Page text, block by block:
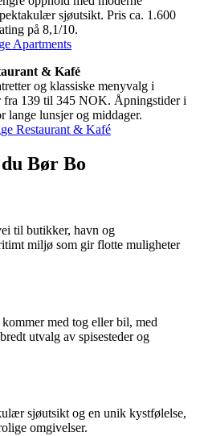
sjøutsikt. Pris ca. 1.600
på 8,1/10.
Apartments
& Kafé
og klassiske menyvalg i
fra 139 til 345 NOK. Åpningstider i
lange lunsjer og middager.
Restaurant & Kafé
Bør Bo
til butikker, havn og
miljø som gir flotte muligheter
med tog eller bil, med
utvalg av spisesteder og
sjøutsikt og en unik kystfølelse,
omgivelser.